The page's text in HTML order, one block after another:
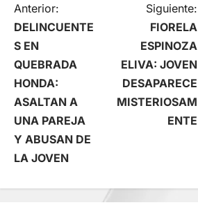
N
a
v
e
g
a
Anterior:
DELINCUENTE
S EN
QUEBRADA
HONDA:
ASALTAN A
UNA PAREJA
Y ABUSAN DE
LA JOVEN
Siguiente:
FIORELA
ESPINOZA
ELIVA: JOVEN
DESAPARECE
MISTERIOSAM
ENTE